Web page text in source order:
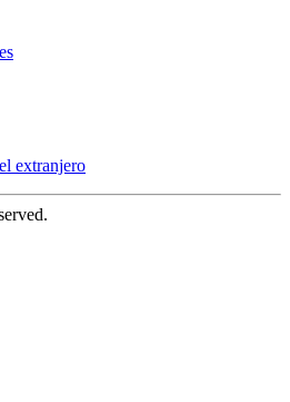
extranjero